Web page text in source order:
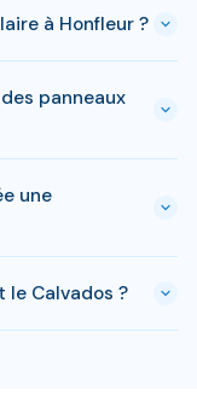
à Honfleur ?
TVA réduite), le
€ pour une
panneaux
zone protégée en
RJ
surcoût.
une
une installation
quasi gratuite
le Calvados ?